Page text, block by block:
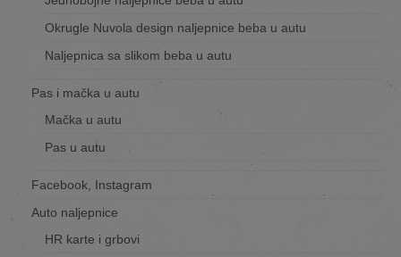
Okrugle Nuvola design naljepnice beba u autu
Naljepnica sa slikom beba u autu
Pas i mačka u autu
Mačka u autu
Pas u autu
Facebook, Instagram
Auto naljepnice
HR karte i grbovi